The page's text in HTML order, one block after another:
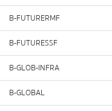
B-FUTURERMF
B-FUTURESSF
B-GLOB-INFRA
B-GLOBAL